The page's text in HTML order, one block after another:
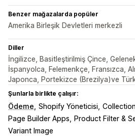
Benzer mağazalarda popüler
Amerika Birleşik Devletleri merkezli
Diller
İngilizce, Basitleştirilmiş Çince,
İspanyolca, Felemenkçe, Fransızca,
Japonca, Portekizce (Brezilya)ve
Şunlarla birlikte çalışır:
Ödeme Shopify Yöneticisi
Page Builder Apps
Product Filter &
Variant Image